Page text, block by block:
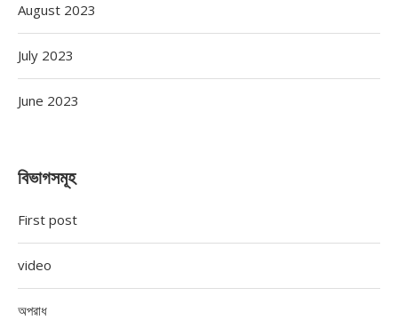
August 2023
July 2023
June 2023
বিভাগসমূহ
First post
video
অপরাধ